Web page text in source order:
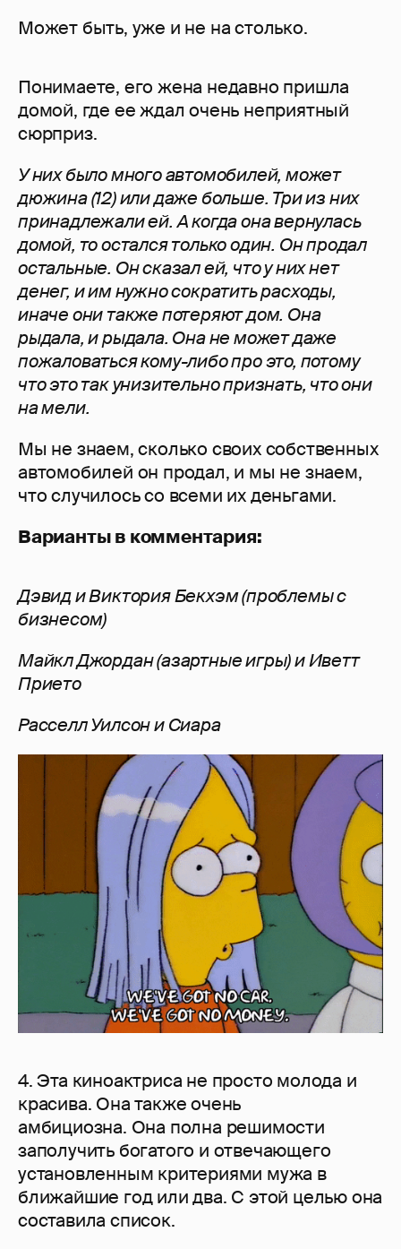
Может быть, уже и не на столько.
Понимаете, его жена недавно пришла
домой, где ее ждал очень неприятный
сюрприз.
У них было много автомобилей, может
дюжина (12) или даже больше. Три из них
принадлежали ей. А когда она вернулась
домой, то остался только один. Он продал
остальные. Он сказал ей, что у них нет
денег, и им нужно сократить расходы,
иначе они также потеряют дом. Она
рыдала, и рыдала. Она не может даже
пожаловаться кому-либо про это, потому
что это так унизительно признать, что они
на мели.
Мы не знаем, сколько своих собственных
автомобилей он продал, и мы не знаем,
что случилось со всеми их деньгами.
Варианты в комментария:
Дэвид и Виктория Бекхэм (проблемы с
бизнесом)
Майкл Джордан (азартные игры) и Иветт
Прието
Расселл Уилсон и Сиара
4. Эта киноактриса не просто молода и
красива. Она также очень
амбициозна. Она полна решимости
заполучить богатого и отвечающего
установленным критериями мужа в
ближайшие год или два. С этой целью она
составила список.